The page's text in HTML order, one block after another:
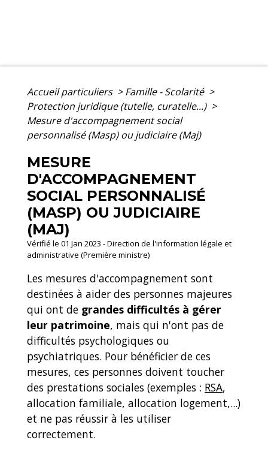
Accueil particuliers > Famille - Scolarité >
Protection juridique (tutelle, curatelle...) >
Mesure d'accompagnement social
personnalisé (Masp) ou judiciaire (Maj)
MESURE
D'ACCOMPAGNEMENT
SOCIAL PERSONNALISÉ
(MASP) OU JUDICIAIRE
(MAJ)
Vérifié le 01 Jan 2023 - Direction de l'information légale et
administrative (Première ministre)
Les mesures d'accompagnement sont
destinées à aider des personnes majeures
qui ont de grandes difficultés à gérer
leur patrimoine, mais qui n'ont pas de
difficultés psychologiques ou
psychiatriques. Pour bénéficier de ces
mesures, ces personnes doivent toucher
des prestations sociales (exemples : RSA,
allocation familiale, allocation logement,...)
et ne pas réussir à les utiliser
correctement.